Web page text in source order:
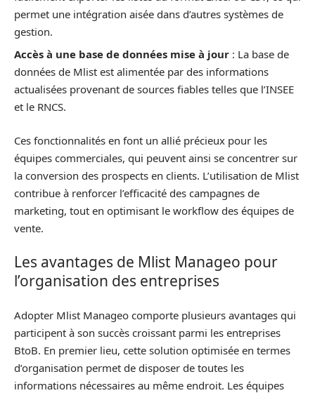
permet une intégration aisée dans d’autres systèmes de
gestion.
Accès à une base de données mise à jour : La base de
données de Mlist est alimentée par des informations
actualisées provenant de sources fiables telles que l’INSEE
et le RNCS.
Ces fonctionnalités en font un allié précieux pour les
équipes commerciales, qui peuvent ainsi se concentrer sur
la conversion des prospects en clients. L’utilisation de Mlist
contribue à renforcer l’efficacité des campagnes de
marketing, tout en optimisant le workflow des équipes de
vente.
Les avantages de Mlist Manageo pour
l’organisation des entreprises
Adopter Mlist Manageo comporte plusieurs avantages qui
participent à son succès croissant parmi les entreprises
BtoB. En premier lieu, cette solution optimisée en termes
d’organisation permet de disposer de toutes les
informations nécessaires au même endroit. Les équipes